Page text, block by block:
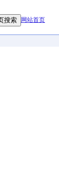
网站首页